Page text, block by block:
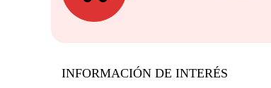
INFORMACIÓN DE INTERÉS